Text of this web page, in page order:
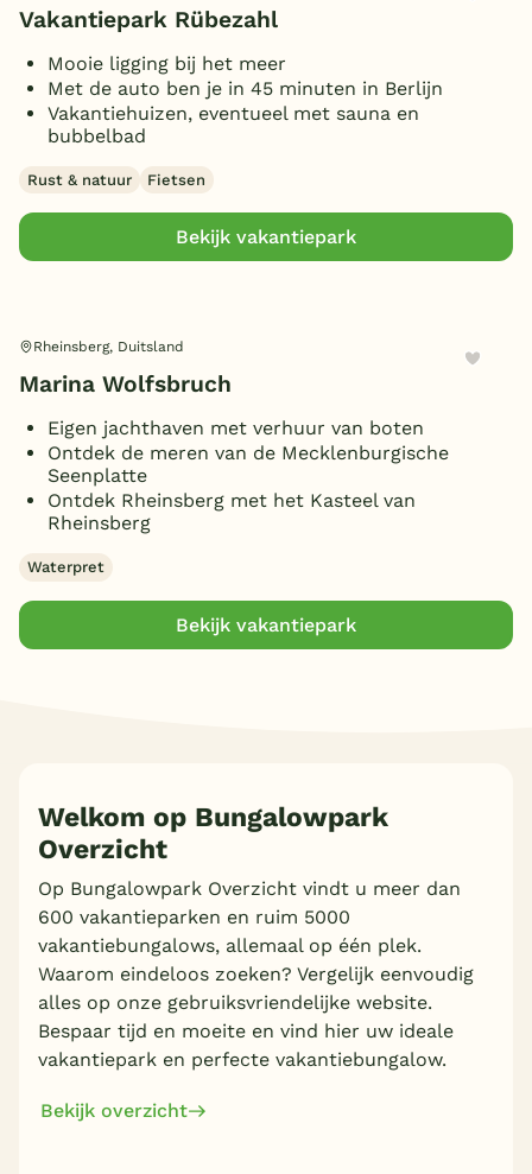
Vakantiepark Rübezahl
Mooie ligging bij het meer
Met de auto ben je in 45 minuten in Berlijn
Vakantiehuizen, eventueel met sauna en
bubbelbad
Rust & natuur Fietsen
Bekijk vakantiepark
Rheinsberg, Duitsland
Marina Wolfsbruch
Eigen jachthaven met verhuur van boten
Ontdek de meren van de Mecklenburgische
Seenplatte
Ontdek Rheinsberg met het Kasteel van
Rheinsberg
Waterpret
Bekijk vakantiepark
Welkom op Bungalowpark
Overzicht
Op Bungalowpark Overzicht vindt u meer dan
600 vakantieparken en ruim 5000
vakantiebungalows, allemaal op één plek.
Waarom eindeloos zoeken? Vergelijk eenvoudig
alles op onze gebruiksvriendelijke website.
Bespaar tijd en moeite en vind hier uw ideale
vakantiepark en perfecte vakantiebungalow.
Bekijk overzicht